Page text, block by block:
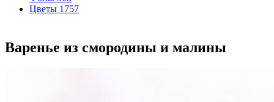
Цветы 1757
Варенье из смородины и малины